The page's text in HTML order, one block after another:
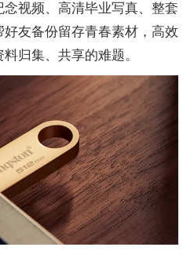
视频、高清毕业写真、整套
友备份留存青春素材，高效
归集、共享的难题。